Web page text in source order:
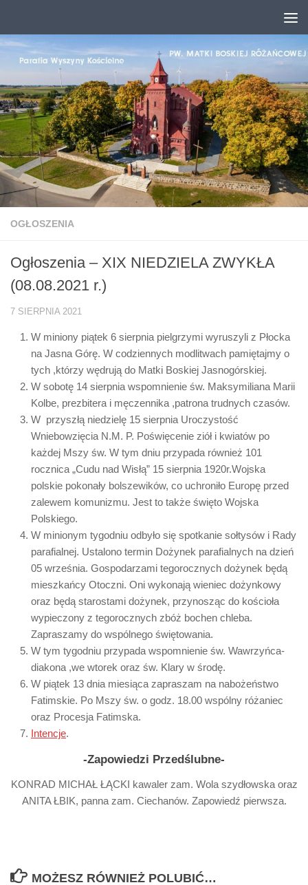
OGŁOSZENIA
Ogłoszenia – XIX NIEDZIELA ZWYKŁA
(08.08.2021 r.)
7 SIERPNIA 2021
W miniony piątek 6 sierpnia pielgrzymi wyruszyli z Płocka
na Jasna Górę. W codziennych modlitwach pamiętajmy o
tych ,którzy wędrują do Matki Boskiej Jasnogórskiej.
W sobotę 14 sierpnia wspomnienie św. Maksymiliana Marii
Kolbe, prezbitera i męczennika ,patrona trudnych czasów.
W przyszłą niedzielę 15 sierpnia Uroczystość
Wniebowzięcia N.M. P. Poświęcenie ziół i kwiatów po
każdej Mszy św. W tym dniu przypada również 101
rocznica „Cudu nad Wisłą” 15 sierpnia 1920r.Wojska
polskie pokonały bolszewików, co uchroniło Europę przed
zalewem komunizmu. Jest to także święto Wojska
Polskiego.
W minionym tygodniu odbyło się spotkanie sołtysów i Rady
parafialnej. Ustalono termin Dożynek parafialnych na dzień
05 września. Gospodarzami tegorocznych dożynek będą
mieszkańcy Otoczni. Oni wykonają wieniec dożynkowy
oraz będą starostami dożynek, przynosząc do kościoła
wypieczony z tegorocznych zbóż bochen chleba.
Zapraszamy do wspólnego świętowania.
W tym tygodniu przypada wspomnienie św. Wawrzyńca-
diakona ,we wtorek oraz św. Klary w środę.
W piątek 13 dnia miesiąca zapraszam na nabożeństwo
Fatimskie. Po Mszy św. o godz. 18.00 wspólny różaniec
oraz Procesja Fatimska.
Intencje.
-Zapowiedzi Przedślubne-
KONRAD MICHAŁ ŁĄCKI kawaler zam. Wola szydłowska oraz
ANITA ŁBIK, panna zam. Ciechanów. Zapowiedź pierwsza.
MOŻESZ RÓWNIEŻ POLUBIĆ…